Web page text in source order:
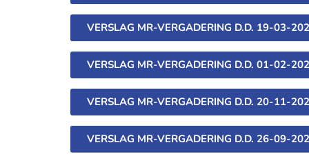
VERSLAG MR-VERGADERING D.D. 19-03-
VERSLAG MR-VERGADERING D.D. 01-02-
VERSLAG MR-VERGADERING D.D. 20-11-
VERSLAG MR-VERGADERING D.D. 26-09-